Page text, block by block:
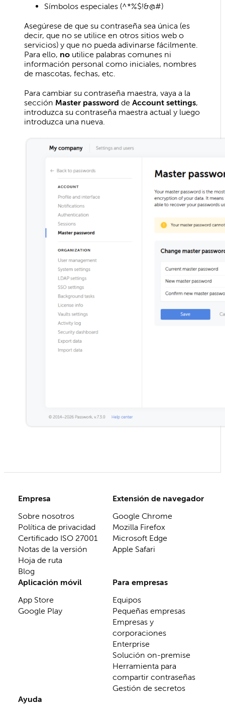
Símbolos especiales (^*%$!&@#)
Asegúrese de que su contraseña sea única (es
decir, que no se utilice en otros sitios web o
servicios) y que no pueda adivinarse fácilmente.
Para ello, no utilice palabras comunes ni
información personal como iniciales, nombres
de mascotas, fechas, etc.
Para cambiar su contraseña maestra, vaya a la
sección Master password de Account settings,
introduzca su contraseña maestra actual y luego
introduzca una nueva.
Empresa
Sobre nosotros
Política de privacidad
Certificado ISO 27001
Notas de la versión
Hoja de ruta
Blog
Extensión de navegador
Google Chrome
Mozilla Firefox
Microsoft Edge
Apple Safari
Aplicación móvil
App Store
Google Play
Para empresas
Equipos
Pequeñas empresas
Empresas y
corporaciones
Enterprise
Solución on-premise
Herramienta para
compartir contraseñas
Gestión de secretos
Ayuda